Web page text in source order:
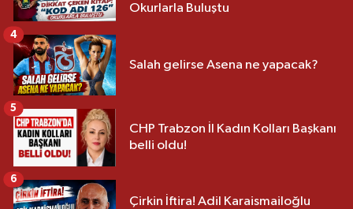
Okurlarla Buluştu
Salah gelirse Asena ne yapacak?
4
CHP Trabzon İl Kadın Kolları Başkanı
belli oldu!
5
Çirkin İftira! Adil Karaismailoğlu
6